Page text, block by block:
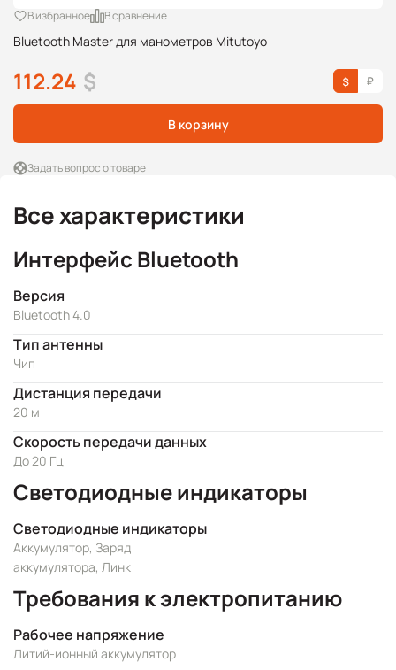
Bluetooth Master для манометров Mitutoyo
В избранное В сравнение
112.24 $
В корзину
Задать вопрос о товаре
Все характеристики
Интерфейс Bluetooth
Версия
Bluetooth 4.0
Тип антенны
Чип
Дистанция передачи
20 м
Скорость передачи данных
До 20 Гц
Светодиодные индикаторы
Светодиодные индикаторы
Аккумулятор, Заряд
аккумулятора, Линк
Требования к электропитанию
Рабочее напряжение
Литий-ионный аккумулятор